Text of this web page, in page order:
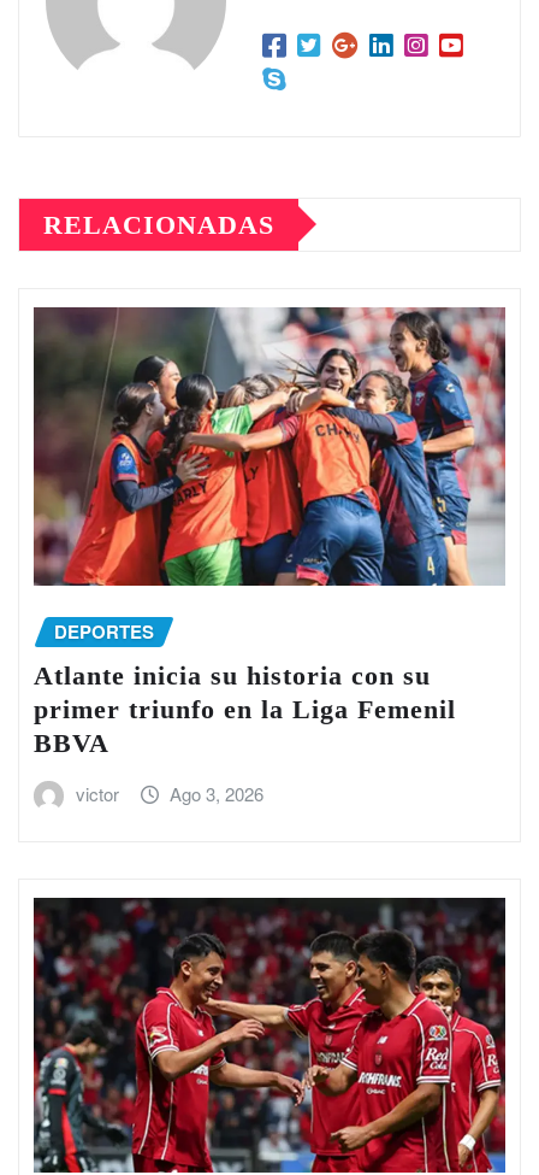
RELACIONADAS
DEPORTES
Atlante inicia su historia con su
primer triunfo en la Liga Femenil
BBVA
victor Ago 3, 2026